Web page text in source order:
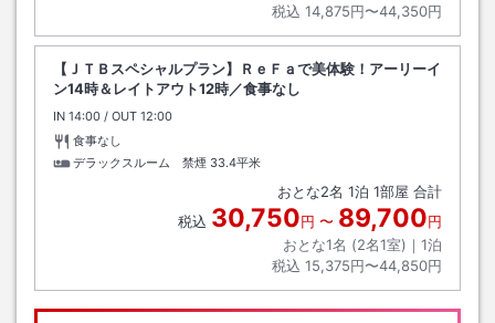
税込 14,875円〜44,350円
【ＪＴＢスペシャルプラン】ＲｅＦａで美体験！アーリーイ
ン14時＆レイトアウト12時／食事なし
IN チェックイン
14:00 / OUT チェックアウト
12:00
食事なし
デラックスルーム 禁煙 33.4平米
おとな2名 1泊 1部屋 合計
税込 30,750円 〜 89,700円
おとな1名 (2名1室)｜ 1泊
税込 15,375円〜44,850円